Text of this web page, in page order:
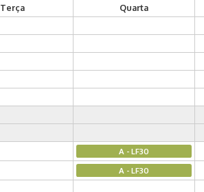
Terça Quarta
A - LF30
A - LF30